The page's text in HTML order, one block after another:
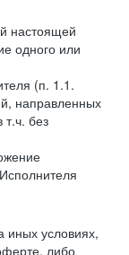
настоящей
одного или
(п. 1.1.
направленных
без
условиях,
либо